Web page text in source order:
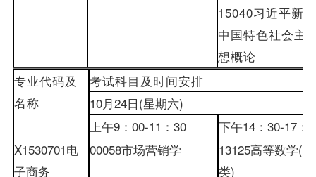
15040习近平新
中国特色社会主
想概论
专业代码及
名称
考试科目及时间安排
10月24日(星期六)
上午9： 00-11 ： 30 下午14： 30-17：
X1530701电
子商务
00058市场营销学 13125高等数学(
类)